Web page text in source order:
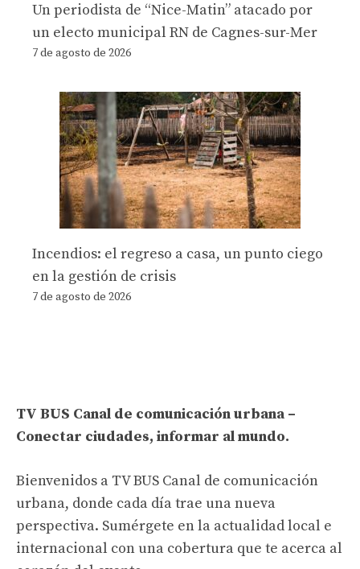
Un periodista de “Nice-Matin” atacado por
un electo municipal RN de Cagnes-sur-Mer
7 de agosto de 2026
Incendios: el regreso a casa, un punto ciego
en la gestión de crisis
7 de agosto de 2026
TV BUS Canal de comunicación urbana –
Conectar ciudades, informar al mundo.
Bienvenidos a TV BUS Canal de comunicación
urbana, donde cada día trae una nueva
perspectiva. Sumérgete en la actualidad local e
internacional con una cobertura que te acerca al